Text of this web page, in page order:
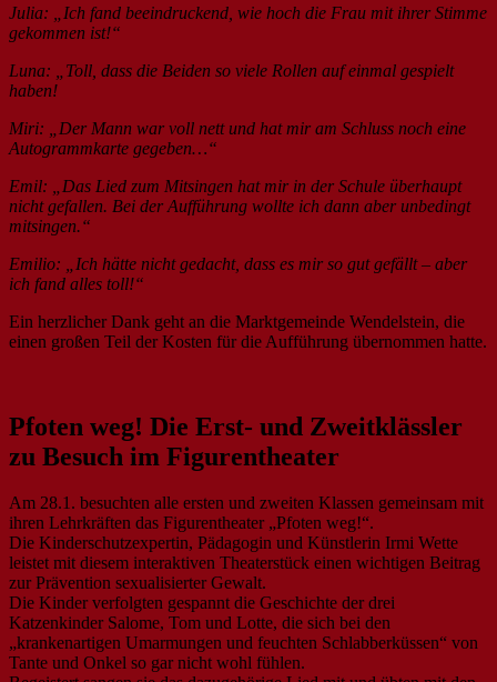
Julia: „Ich fand beeindruckend, wie hoch die Frau mit ihrer Stimme
gekommen ist!“
Luna: „Toll, dass die Beiden so viele Rollen auf einmal gespielt
haben!
Miri: „Der Mann war voll nett und hat mir am Schluss noch eine
Autogrammkarte gegeben…“
Emil: „Das Lied zum Mitsingen hat mir in der Schule überhaupt
nicht gefallen. Bei der Aufführung wollte ich dann aber unbedingt
mitsingen.“
Emilio: „Ich hätte nicht gedacht, dass es mir so gut gefällt – aber
ich fand alles toll!“
Ein herzlicher Dank geht an die Marktgemeinde Wendelstein, die
einen großen Teil der Kosten für die Aufführung übernommen hatte.
Pfoten weg! Die Erst- und Zweitklässler
zu Besuch im Figurentheater
Am 28.1. besuchten alle ersten und zweiten Klassen gemeinsam mit
ihren Lehrkräften das Figurentheater „Pfoten weg!“.
Die Kinderschutzexpertin, Pädagogin und Künstlerin Irmi Wette
leistet mit diesem interaktiven Theaterstück einen wichtigen Beitrag
zur Prävention sexualisierter Gewalt.
Die Kinder verfolgten gespannt die Geschichte der drei
Katzenkinder Salome, Tom und Lotte, die sich bei den
„krankenartigen Umarmungen und feuchten Schlabberküssen“ von
Tante und Onkel so gar nicht wohl fühlen.